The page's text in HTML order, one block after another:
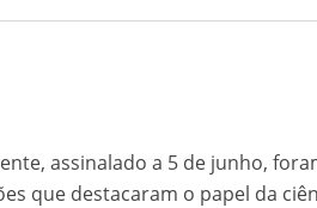
assinalado a 5 de junho,
que destacaram o papel da